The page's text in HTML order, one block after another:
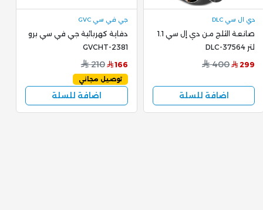
دي ال سي DLC
صانعة الثلج من دي إل سي 1.1
لتر DLC-37564
299
400
اضافة للسلة
جي في سي GVC
دفاية كهربائية جي في سي برو
GVCHT-2381
166
210
توصيل مجاني
اضافة للسلة